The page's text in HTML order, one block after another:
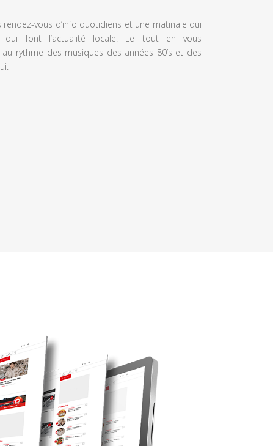
rendez-vous d’info quotidiens et une matinale qui
font l’actualité locale. Le tout en vous
rythme des musiques des années 80’s et des